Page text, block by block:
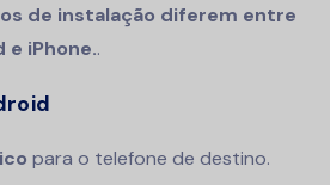
de instalação diferem entre
e iPhone..
para o telefone de destino.